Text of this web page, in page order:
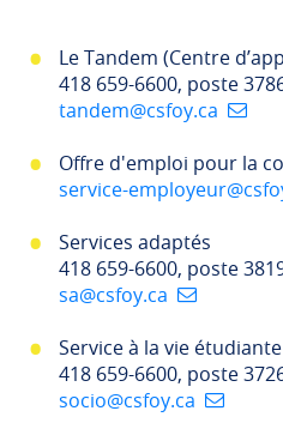
Le Tandem (Centre
418 659-6600, poste
tandem@csfoy.ca
Offre d'emploi pour la
service-
Services adaptés
418 659-6600, poste
sa@csfoy.ca
Service à la vie
418 659-6600, poste
socio@csfoy.ca